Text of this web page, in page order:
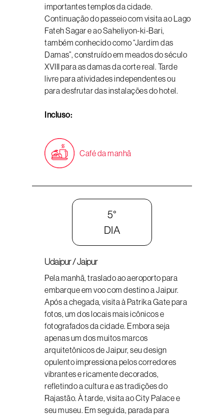
importantes templos da cidade.
Continuação do passeio com visita ao Lago
Fateh Sagar e ao Saheliyon-ki-Bari,
também conhecido como “Jardim das
Damas”, construído em meados do século
XVIII para as damas da corte real. Tarde
livre para atividades independentes ou
para desfrutar das instalações do hotel.
Incluso:
Café da manhã
5°
DIA
Udaipur / Jaipur
Pela manhã, traslado ao aeroporto para
embarque em voo com destino a Jaipur.
Após a chegada, visita à Patrika Gate para
fotos, um dos locais mais icônicos e
fotografados da cidade. Embora seja
apenas um dos muitos marcos
arquitetônicos de Jaipur, seu design
opulento impressiona pelos corredores
vibrantes e ricamente decorados,
refletindo a cultura e as tradições do
Rajastão. À tarde, visita ao City Palace e
seu museu. Em seguida, parada para